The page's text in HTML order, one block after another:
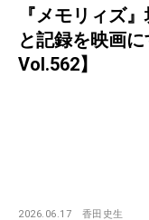
『メモリィズ
と記録を映画
Vol.562】
2026.06.17 香田史生